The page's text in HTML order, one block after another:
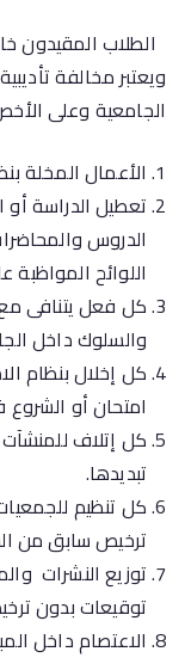
الطلاب المقيدون
ويعتبر مخالفة
الجامعية وعلى
الأعمال المخلة
تعطيل الدراسة أو
الدروس
اللوائح المواظبة
كل فعل يتنافى
والسلوك داخل
كل إخلال بنظام
امتحان أو الشروع
كل إتلاف للمنشآت
تبديدها.
كل تنظيم
ترخيص سابق من
توزيع النشرات
توقيعات بدون
الاعتصام داخل